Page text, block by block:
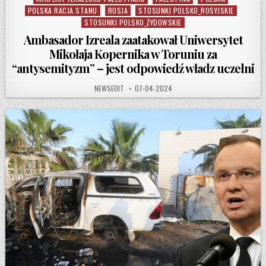
POLSKA RACJA STANU
ROSJA
STOSUNKI POLSKO_ROSYJSKIE
STOSUNKI POLSKO_ŻYDOWSKIE
Ambasador Izreala zaatakował Uniwersytet
Mikołaja Kopernika w Toruniu za
“antysemityzm” – jest odpowiedź władz uczelni
AUTHOR:
NEWSEDIT PUBLISHED DATE:
07-04-2024